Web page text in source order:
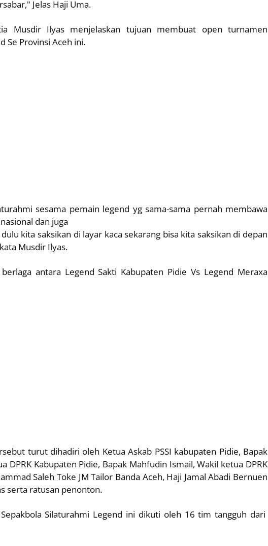
Jelas Haji Uma.
Musdir Ilyas menjelaskan tujuan membuat open turnamen
Se Provinsi Aceh ini.
sesama pemain legend yg sama-sama pernah membawa
dan juga
kita saksikan di layar kaca sekarang bisa kita saksikan di depan
Musdir Ilyas.
antara Legend Sakti Kabupaten Pidie Vs Legend Meraxa
turut dihadiri oleh Ketua Askab PSSI kabupaten Pidie, Bapak
DPRK Kabupaten Pidie, Bapak Mahfudin Ismail, Wakil ketua DPRK
Saleh Toke JM Tailor Banda Aceh, Haji Jamal Abadi Bernuen
serta ratusan penonton.
Silaturahmi Legend ini dikuti oleh 16 tim tangguh dari